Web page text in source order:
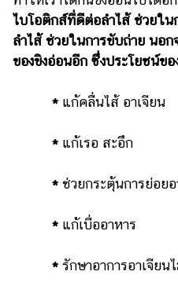
รถยนต์
บ้าน
และ
การ
น้ำมัน
ไบโอติกส์ที่ดีต่อลำไส้ ช่วยใน
ลำไส้ ช่วยในการขับถ่าย นอ
ของขิงอ่อนอีก ซึ่งประโยชน์ข
* แก้คลื่นไส้ อาเจียน
* แก้เรอ สะอึก
* ช่วยกระตุ้นการย่อยอ
* แก้เบื่ออาหาร
* รักษาอาการอาเจียน